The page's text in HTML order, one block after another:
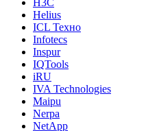
H3C
Helius
ICL Техно
Infotecs
Inspur
IQTools
iRU
IVA Technologies
Maipu
Nerpa
NetApp